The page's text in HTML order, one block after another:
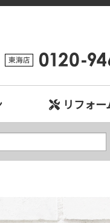
日進市、東郷町、豊明市、
リフォー